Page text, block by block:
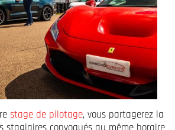
stage de pilotage, vous partagerez la